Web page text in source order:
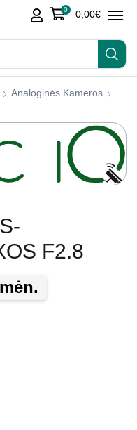
0 0,00€
Analoginės Kameros
F2.8